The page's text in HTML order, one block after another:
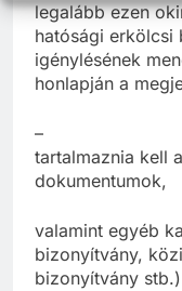
legalább ezen
hatósági erkölcsi
igénylésének
honlapján a
– – A
tartalmaznia kell
dokumentumok,
valamint egyéb
bizonyítvány,
bizonyítvány